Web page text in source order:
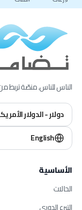
الناس للناس. منصّة تربط
دولار - الدولار
English
الأساسية
الحالات